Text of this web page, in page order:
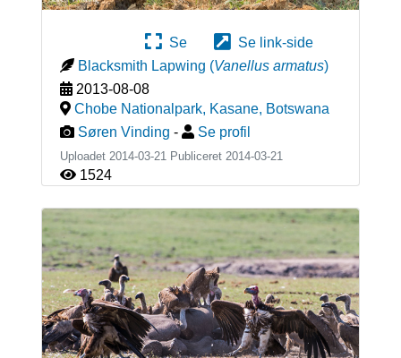
Se
Se link-side
Blacksmith Lapwing (Vanellus armatus)
2013-08-08
Chobe Nationalpark, Kasane, Botswana
Søren Vinding - Se profil
Uploadet 2014-03-21 Publiceret 2014-03-21
1524